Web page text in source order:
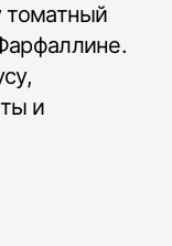
томатный
и